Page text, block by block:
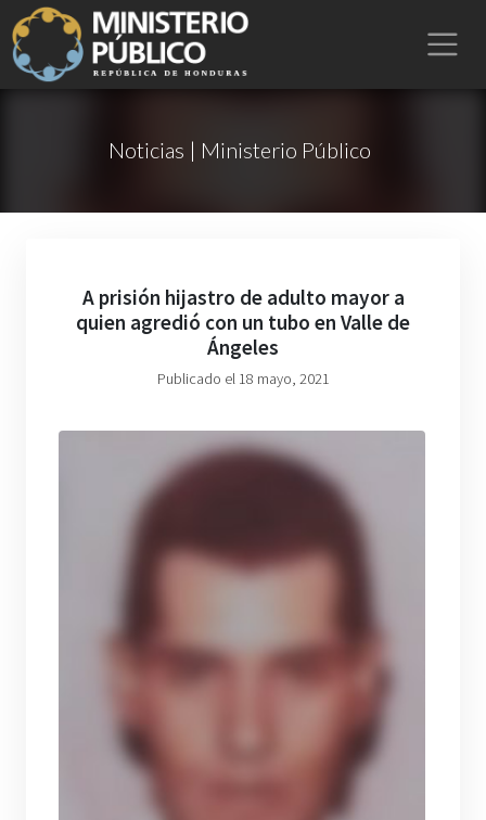
Noticias | Ministerio Público
A prisión hijastro de adulto mayor a
quien agredió con un tubo en Valle de
Ángeles
Publicado el 18 mayo, 2021